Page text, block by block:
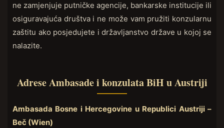
ne zamjenjuje putničke agencije, bankarske institucije ili
osiguravajuća društva i ne može vam pružiti konzularnu
zaštitu ako posjedujete i državljanstvo države u kojoj se
nalazite.
Adrese Ambasade i konzulata BiH u Austriji
Ambasada Bosne i Hercegovine u Republici Austriji –
Beč (Wien)